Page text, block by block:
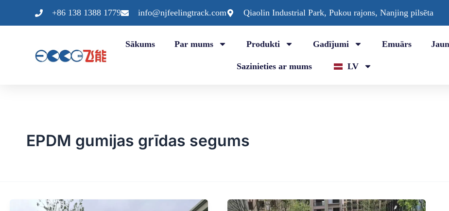
+86 138 1388 1779 info@njfeelingtrack.com Qiaolin Industrial Park, Pukou rajons, Nanjing pilsēta
Sākums Par mums Produkti Gadījumi Emuārs
Sazinieties ar mums LV
EPDM gumijas grīdas segums